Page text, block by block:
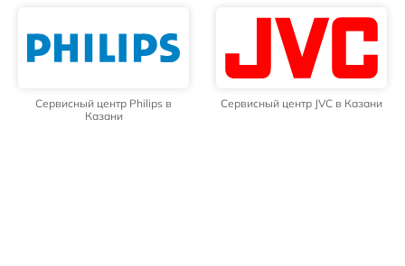
Сервисный центр Philips в
Казани
Сервисный центр JVC в Казани